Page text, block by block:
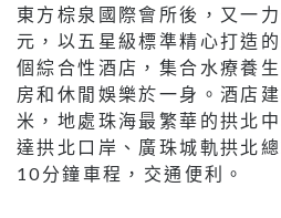
東方棕泉國際會所後，又一
元，以五星級標準精心打造
個綜合性酒店，集合水療養
房和休閒娛樂於一身。酒店
米，地處珠海最繁華的拱北
達拱北口岸、廣珠城軌拱北
10分鐘車程，交通便利。